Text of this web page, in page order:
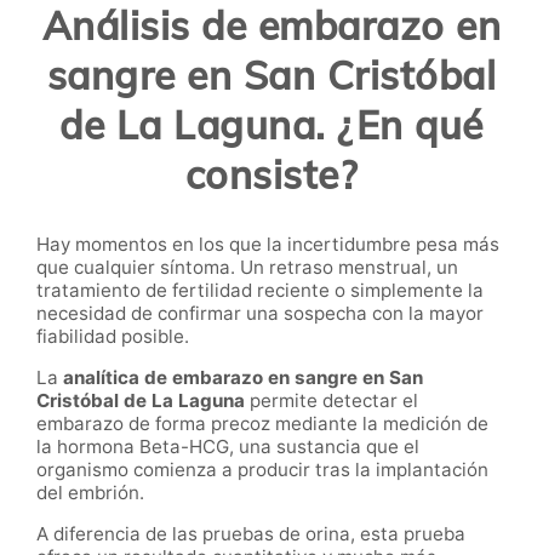
Análisis de embarazo en
sangre en San Cristóbal
de La Laguna. ¿En qué
consiste?
Hay momentos en los que la incertidumbre pesa más
que cualquier síntoma. Un retraso menstrual, un
tratamiento de fertilidad reciente o simplemente la
necesidad de confirmar una sospecha con la mayor
fiabilidad posible.
La analítica de embarazo en sangre en San
Cristóbal de La Laguna permite detectar el
embarazo de forma precoz mediante la medición de
la hormona Beta-HCG, una sustancia que el
organismo comienza a producir tras la implantación
del embrión.
A diferencia de las pruebas de orina, esta prueba